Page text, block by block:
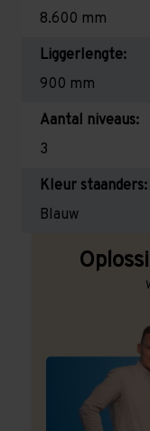
8.600 mm
Liggerlengte:
900 mm
Aantal niveaus:
3
Kleur staanders:
Blauw